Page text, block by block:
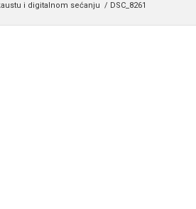
i digitalnom sećanju / DSC_8261